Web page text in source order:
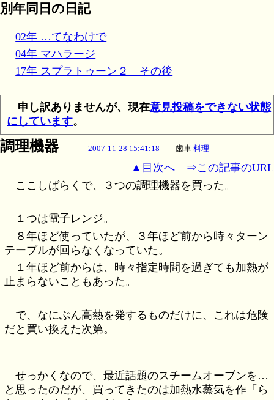
別年同日の日記
02年 …てなわけで
04年 マハラージ
17年 スプラトゥーン２ その後
申し訳ありませんが、現在意見投稿をできない状態
にしています。
調理機器 2007-11-28 15:41:18 歯車 料理
▲目次へ
⇒この記事のURL
ここしばらくで、３つの調理機器を買った。
１つは電子レンジ。
８年ほど使っていたが、３年ほど前から時々ターン
テーブルが回らなくなっていた。
１年ほど前からは、時々指定時間を過ぎても加熱が
止まらないこともあった。
で、なにぶん高熱を発するものだけに、これは危険
だと買い換えた次第。
せっかくなので、最近話題のスチームオーブンを…
と思ったのだが、買ってきたのは加熱水蒸気を作「ら